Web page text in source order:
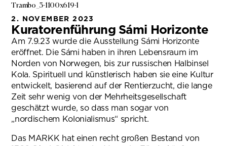
2. NOVEMBER 2023
Kuratorenführung Sámi Horizonte
Am 7.9.23 wurde die Ausstellung Sámi Horizonte
eröffnet. Die Sámi haben in ihren Lebensraum im
Norden von Norwegen, bis zur russischen Halbinsel
Kola. Spirituell und künstlerisch haben sie eine Kultur
entwickelt, basierend auf der Rentierzucht, die lange
Zeit sehr wenig von der Mehrheitsgesellschaft
geschätzt wurde, so dass man sogar von
„nordischem Kolonialismus“ spricht.
Das MARKK hat einen recht großen Bestand von
Trambo_3-1100x619-1